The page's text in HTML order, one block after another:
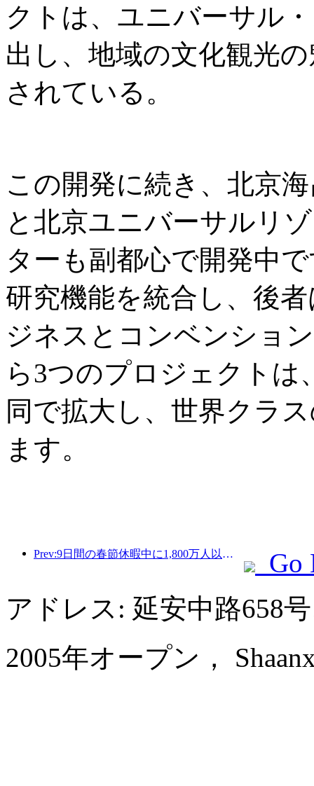
クトは、ユニバーサル
出し、地域の文化観光
されている。
この開発に続き、北京
と北京ユニバーサルリ
ターも副都心で開発中
研究機能を統合し、後
ジネスとコンベンショ
ら3つのプロジェクトは
同で拡大し、世界クラ
ます。
Prev:9日間の春節休暇中に1,800万人以上が国内外を旅行すると予想されている。
Go
アドレス: 延安中路658
2005年オープン，